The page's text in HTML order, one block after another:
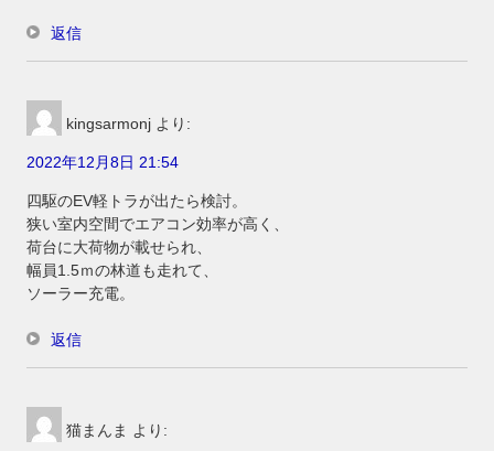
返信
kingsarmonj より:
2022年12月8日 21:54
四駆のEV軽トラが出たら検討。
狭い室内空間でエアコン効率が高く、
荷台に大荷物が載せられ、
幅員1.5ｍの林道も走れて、
ソーラー充電。
返信
猫まんま より: